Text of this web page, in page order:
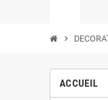
chevron_right
ACCUEIL